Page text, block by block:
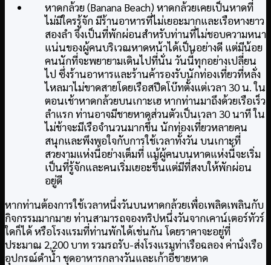
หาดกล้วย (Banana Beach) หาดกล้วยเคยเป็นหาดที่
ไม่มีใครรู้จัก มีร้านอาหารที่ไม่เยอะมากและเรือหางยาว
สองลำ จึงเป็นที่พักผ่อนสำหรับท่านที่ไม่ชอบความหนา
แน่นของผู้คนบริเวณหาดหน้าได้เป็นอย่างดี แต่มีน้อย
คนนักที่จะพยายามเดินไปที่นั่น วันนี้ทุกอย่างเปลี่ยน
ไป ซึ่งร้านอาหารและร้านค้ารองรับนักท่องเที่ยวที่หลั่ง
ไหลมาไม่ขาดสายโดยเรือสปีดโบ๊ทตั้งแต่เวลา 30 น. ใน
ตอนเช้าหาดกล้วยบนเกาะเฮ หากท่านมาถึงด้วยเรือเร็ว
ลำแรก ท่านอาจมีชายหาดส่วนตัวเป็นเวลา 30 นาที ใน
ไม่ช้าจะมีเรือจำนวนมากขึ้น นักท่องเที่ยวหลายคน
สนุกและพึงพอใจกับการใช้เวลาทั้งวัน บนเกาะที่
สวยงามแห่งนี้อย่างเต็มที่ แม้ผู้คนบนหาดแห่งนี้จะเริ่ม
เป็นที่รู้จักและคนเริ่มเยอะขึ้นแต่มีที่สงบให้พักผ่อน
อยู่ดี
หากท่านต้องการใช้เวลาหนึ่งวันบนหาดกล้วยเพื่อเพลิดเพลินกับ
กิจกรรมมากมาย ท่านสามารถจองทริปหนึ่งวันจากเคาน์เตอร์ทัวร์
ใดก็ได้ หรือโรงแรมที่ท่านพักได้เช่นกัน โดยราคาจะอยู่ที่
ประมาณ 2,200 บาท รวมรถรับ-ส่งโรงแรมท่าเรือฉลอง ค่านั่งเรือ
อุปกรณ์ดำน้ำ ชุดอาหารกลางวันและเก้าอี้ชายหาด